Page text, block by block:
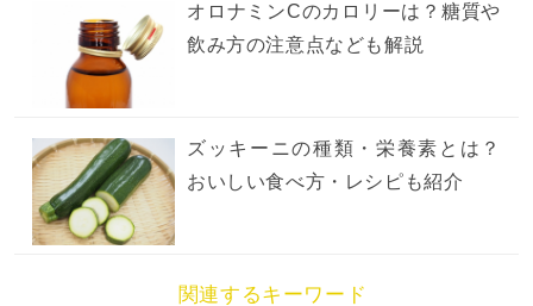
オロナミンCのカロリーは？糖質や
飲み方の注意点なども解説
ズッキーニの種類・栄養素とは？
おいしい食べ方・レシピも紹介
関連するキーワード